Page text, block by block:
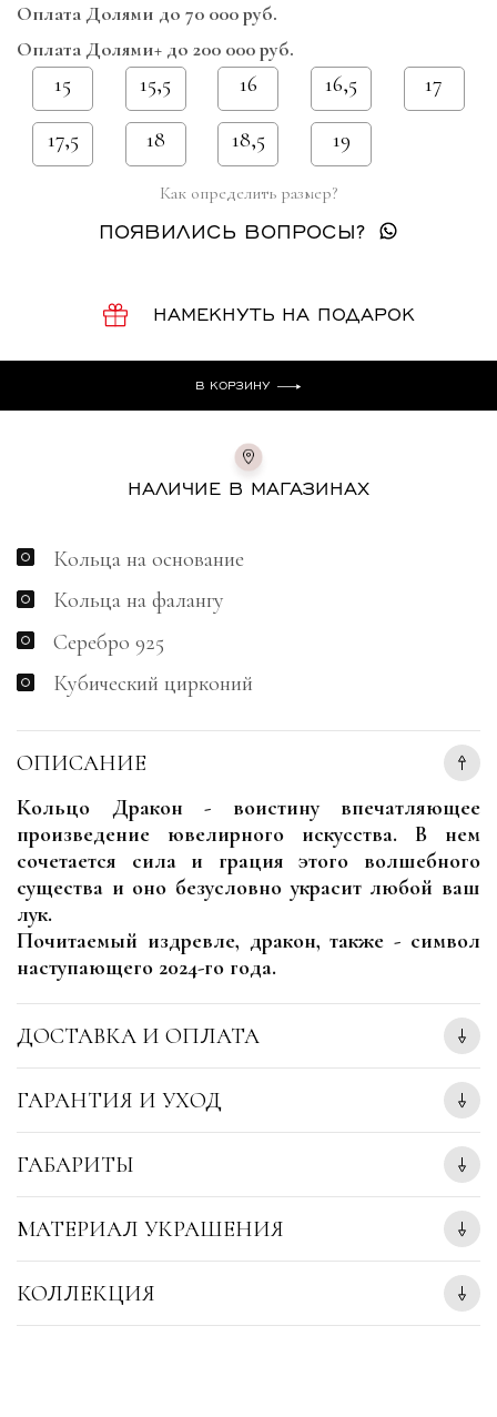
Оплата Долями до 70 000 руб.
Оплата Долями+ до 200 000 руб.
15 15,5 16 16,5 17
17,5 18 18,5 19
Как определить размер?
ПОЯВИЛИСЬ ВОПРОСЫ?
Кольца на основание
Кольца на фалангу
Серебро 925
Кубический цирконий
НАМЕКНУТЬ НА ПОДАРОК
В КОРЗИНУ
НАЛИЧИЕ В МАГАЗИНАХ
ОПИСАНИЕ
Кольцо Дракон - воистину впечатляющее
произведение ювелирного искусства. В нем
сочетается сила и грация этого волшебного
существа и оно безусловно украсит любой ваш
лук.
Почитаемый издревле, дракон, также - символ
наступающего 2024-го года.
ДОСТАВКА И ОПЛАТА
ГАРАНТИЯ И УХОД
ГАБАРИТЫ
МАТЕРИАЛ УКРАШЕНИЯ
КОЛЛЕКЦИЯ